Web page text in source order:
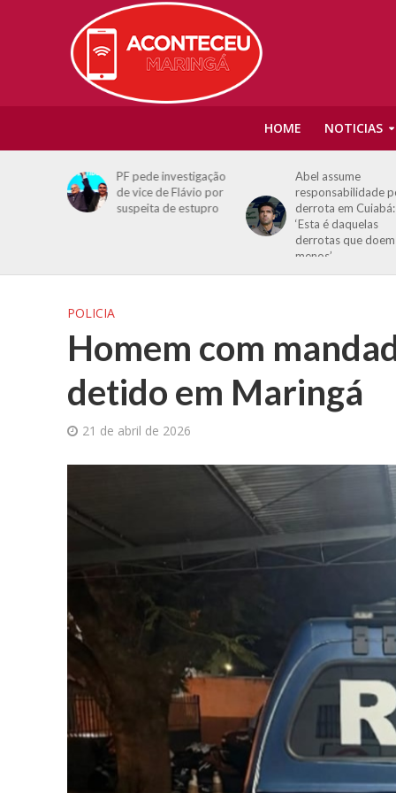
HOME NOTICIAS
PF pede investigação
de vice de Flávio por
suspeita de estupro
Abel assume
responsabilidade
derrota em Cuiabá:
‘Esta é daquelas
derrotas que doem
menos’
POLICIA
Homem com
detido em Maringá
21 de abril de 2026